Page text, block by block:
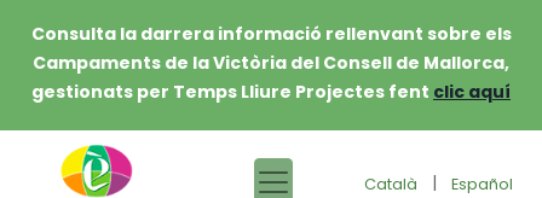
Consulta la darrera informació rellenvant sobre els
Campaments de la Victòria del Consell de Mallorca,
gestionats per Temps Lliure Projectes fent clic aquí
Català | Español